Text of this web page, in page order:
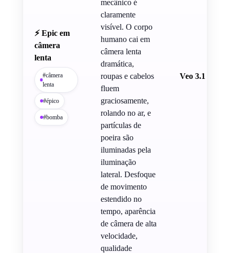
⚡ Epic em
câmera
lenta
#câmera
lenta
#épico
#bomba
mecânico é
claramente
visível. O corpo
humano cai em
câmera lenta
dramática,
roupas e cabelos
fluem
graciosamente,
rolando no ar, e
partículas de
poeira são
iluminadas pela
iluminação
lateral. Desfoque
de movimento
estendido no
tempo, aparência
de câmera de alta
velocidade,
qualidade
Veo 3.1